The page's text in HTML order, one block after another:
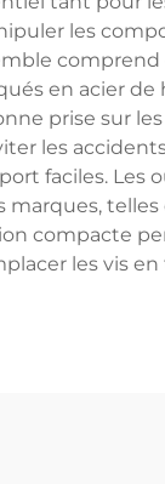
les
en acier
prise sur
les
faciles. Les
telles
compacte
les vis